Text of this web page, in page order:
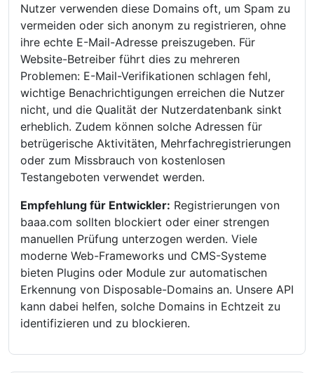
Nutzer verwenden diese Domains oft, um Spam zu
vermeiden oder sich anonym zu registrieren, ohne
ihre echte E-Mail-Adresse preiszugeben. Für
Website-Betreiber führt dies zu mehreren
Problemen: E-Mail-Verifikationen schlagen fehl,
wichtige Benachrichtigungen erreichen die Nutzer
nicht, und die Qualität der Nutzerdatenbank sinkt
erheblich. Zudem können solche Adressen für
betrügerische Aktivitäten, Mehrfachregistrierungen
oder zum Missbrauch von kostenlosen
Testangeboten verwendet werden.
Empfehlung für Entwickler: Registrierungen von
baaa.com sollten blockiert oder einer strengen
manuellen Prüfung unterzogen werden. Viele
moderne Web-Frameworks und CMS-Systeme
bieten Plugins oder Module zur automatischen
Erkennung von Disposable-Domains an. Unsere API
kann dabei helfen, solche Domains in Echtzeit zu
identifizieren und zu blockieren.